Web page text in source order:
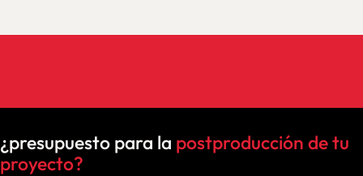
¿presupuesto para la postproducción de tu
proyecto?